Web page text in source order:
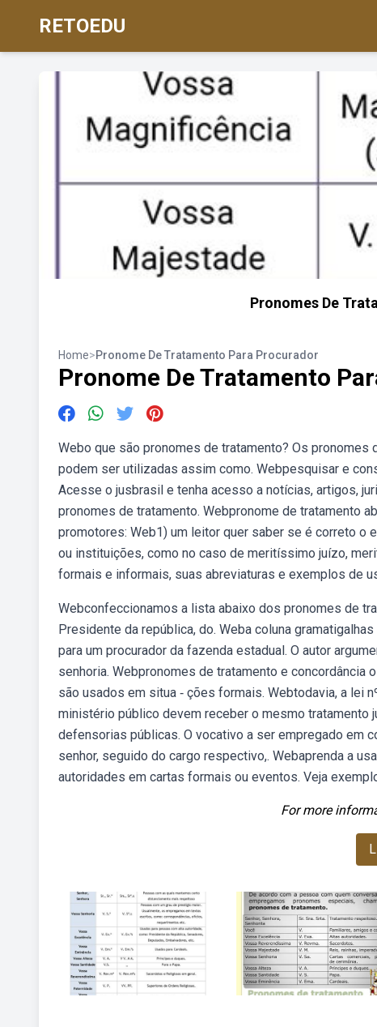
RETOEDU
Pronomes De
Home>Pronome De Tratamento Para Procurador
Pronome De Tratamento
Webo que são pronomes de tratamento? Os
podem ser utilizadas assim como. Webpesquisar e
Acesse o jusbrasil e tenha acesso a notícias, artigos,
pronomes de tratamento. Webpronome de tratamento
promotores: Web1) um leitor quer saber se é correto o
ou instituições, como no caso de meritíssimo juízo,
formais e informais, suas abreviaturas e exemplos de
Webconfeccionamos a lista abaixo dos pronomes de
Presidente da república, do. Weba coluna
para um procurador da fazenda estadual. O autor
senhoria. Webpronomes de tratamento e
são usados em situa ‑ ções formais. Webtodavia, a lei
ministério público devem receber o mesmo
defensorias públicas. O vocativo a ser empregado em
senhor, seguido do cargo respectivo,. Webaprenda a
autoridades em cartas formais ou eventos. Veja
For more